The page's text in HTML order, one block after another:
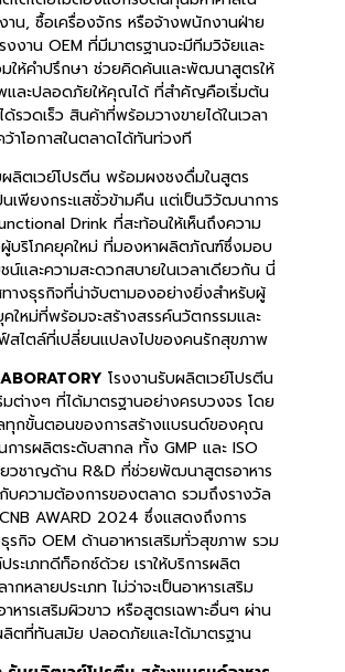
งาน, ซื้อเครื่องจักร หรือจ้างพนักงานฝ่าย
งาน OEM ที่มีมาตรฐานจะมีทีมวิจัยและ
ห้คำปรึกษา ช่วยคิดค้นและพัฒนาสูตรให้
และปลอดภัยให้คุณได้ ที่สำคัญคือเริ่มต้น
รวดเร็ว สินค้าที่พร้อมวางขายได้ในเวลา
ว้าโอกาสในตลาดได้ทันท่วงที
ผลิตเวย์โปรตีน พร้อมผงชงดื่มในสูตร
นเพียงกระแสชั่วข้ามคืน แต่เป็นวิวัฒนาการ
Drink ที่สะท้อนให้เห็นถึงความ
บริโภคยุคใหม่ ที่มองหาผลิตภัณฑ์ซึ่งมอบ
น์และความสะดวกสบายในเวลาเดียวกัน นี่
ทางธุรกิจที่น่าจับตามองอย่างยิ่งสำหรับผู้
ใหม่ที่พร้อมจะสร้างสรรค์นวัตกรรมและ
สไตล์ที่เปลี่ยนแปลงไปของคนรักสุขภาพ
โรงงานรับผลิตเวย์โปรตีน
มต่างๆ ที่ได้มาตรฐานอย่างครบวงจร โดย
ทุกขั้นตอนของการสร้างแบรนด์ของคุณ
การผลิตระดับสากล ทั้ง GMP และ ISO
วชาญด้าน R&D ที่ช่วยพัฒนาสูตรอาหาร
กับความต้องการของตลาด รวมถึงรางวัล
CNB AWARD 2024 ซึ่งแสดงถึงการ
รกิจ OEM ด้านอาหารเสริมทั่วสุขภาพ รวม
ะเภทดีท็อกซ์ด้วย เราให้บริการผลิต
ากหลายประเภท ไม่ว่าจะเป็นอาหารเสริม
หารเสริมผิวขาว หรือสูตรเฉพาะอื่นๆ ผ่าน
ลิตที่ทันสมัย ปลอดภัยและได้มาตรฐาน